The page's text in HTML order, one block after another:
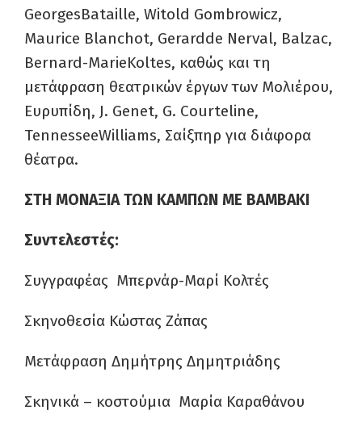
GeorgesBataille, Witold Gombrowicz,
Maurice Blanchot, Gerardde Nerval, Balzac,
Bernard-MarieKoltes, καθώς και τη
μετάφραση θεατρικών έργων των Μολιέρου,
Ευρυπίδη, J. Genet, G. Courteline,
TennesseeWilliams, Σαίξπηρ για διάφορα
θέατρα.
ΣΤΗ ΜΟΝΑΞΙΑ ΤΩΝ ΚΑΜΠΩΝ ΜΕ ΒΑΜΒΑΚΙ
Συντελεστές:
Συγγραφέας Μπερνάρ-Μαρί Κολτές
Σκηνοθεσία Κώστας Ζάπας
Μετάφραση Δημήτρης Δημητριάδης
Σκηνικά – κοστούμια Μαρία Καραθάνου